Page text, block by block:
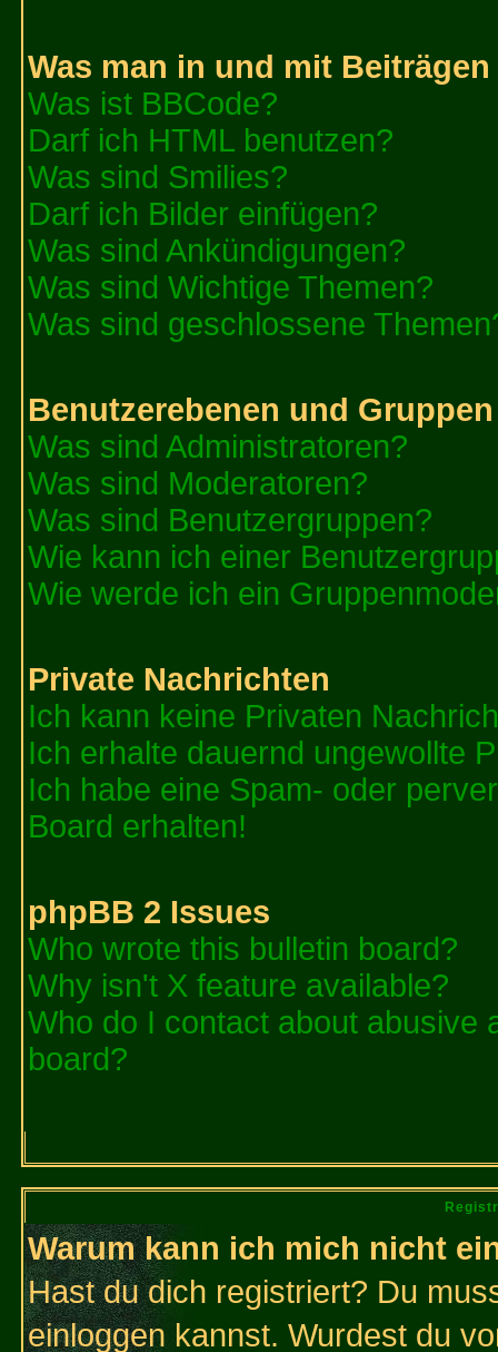
Was man in und mit
Was ist BBCode?
Darf ich HTML benutzen?
Was sind Smilies?
Darf ich Bilder einfügen?
Was sind Ankündigungen?
Was sind Wichtige Themen?
Was sind geschlossene
Benutzerebenen und Gruppen
Was sind Administratoren?
Was sind Moderatoren?
Was sind Benutzergruppen?
Wie kann ich einer
Wie werde ich ein
Private Nachrichten
Ich kann keine Privaten
Ich erhalte dauernd ungewollte
Ich habe eine Spam- oder
Board erhalten!
phpBB 2 Issues
Who wrote this bulletin board?
Why isn't X feature available?
Who do I contact about abusive
board?
Warum kann ich mich nicht
Hast du dich registriert? Du
einloggen kannst. Wurdest du